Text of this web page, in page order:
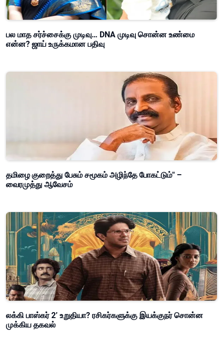
பல மாத சர்ச்சைக்கு முடிவு… DNA முடிவு சொன்ன உண்மை
என்ன? ஜாய் உருக்கமான பதிவு
தமிழை குறைத்து பேசும் சமூகம் அழிந்தே போகட்டும்" –
வைரமுத்து ஆவேசம்
லக்கி பாஸ்கர் 2’ உறுதியா? ரசிகர்களுக்கு இயக்குநர் சொன்ன
முக்கிய தகவல்